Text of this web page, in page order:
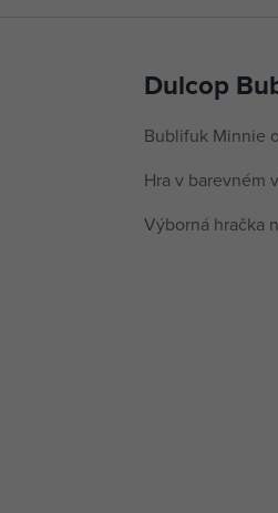
Dulcop
Bublifuk Minnie
Hra v barevném
Výborná hračka